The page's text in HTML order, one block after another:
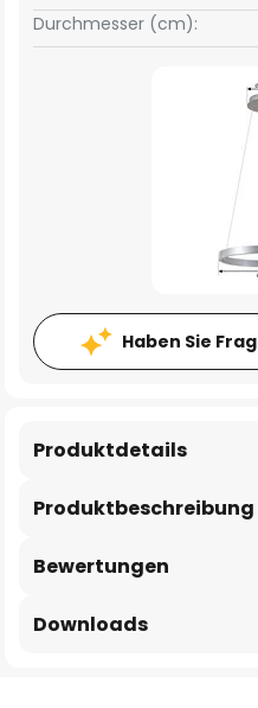
Durchmesser (cm):
Haben Sie
Produktbeschreibung
Produktdetails
Bewertungen
Downloads